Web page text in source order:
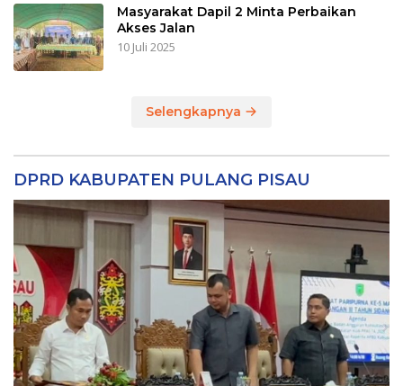
Masyarakat Dapil 2 Minta Perbaikan
Akses Jalan
10 Juli 2025
Selengkapnya
DPRD KABUPATEN PULANG PISAU